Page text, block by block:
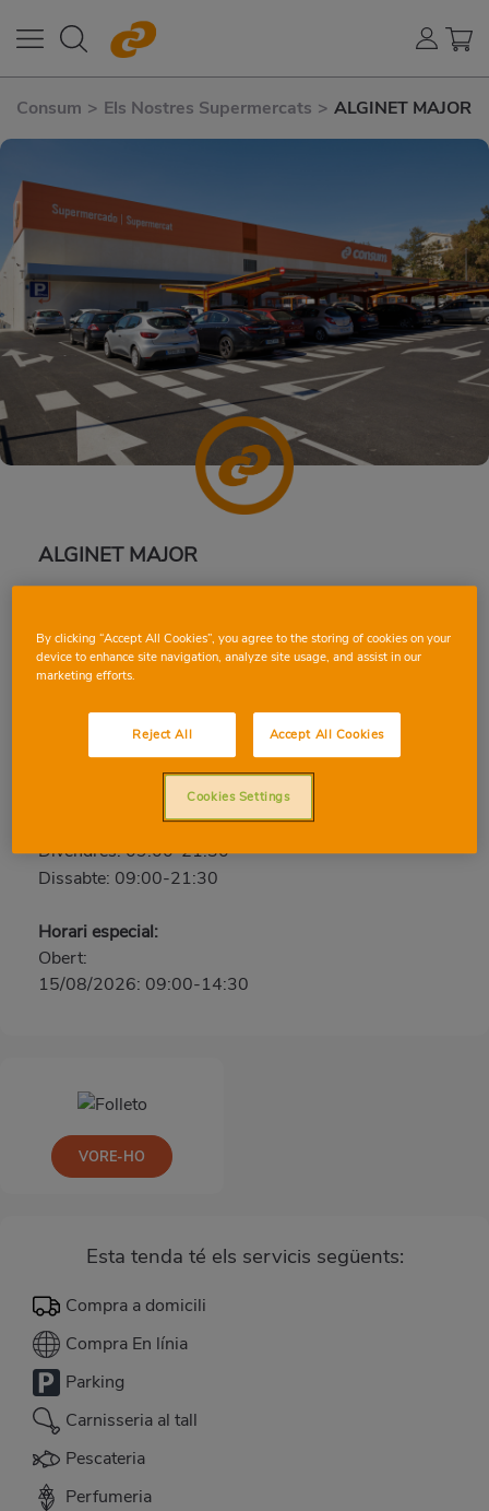
Consum > Els Nostres Supermercats > ALGINET MAJOR
ALGINET MAJOR
Tancat
Diumenge: Tancat
Dilluns: 09:00-21:30
Dimarts: 09:00-21:30
Dimecres: 09:00-21:30
Dijous: 09:00-21:30
Divendres: 09:00-21:30
Dissabte: 09:00-21:30
Horari especial:
Obert:
15/08/2026: 09:00-14:30
Esta tenda té els servicis següents:
Compra a domicili
Compra En línia
Parking
Carnisseria al tall
Pescateria
Perfumeria
VORE-HO
By clicking “Accept All Cookies”, you agree to the storing of cookies on your
device to enhance site navigation, analyze site usage, and assist in our
marketing efforts.
Reject All Accept All Cookies
Cookies Settings